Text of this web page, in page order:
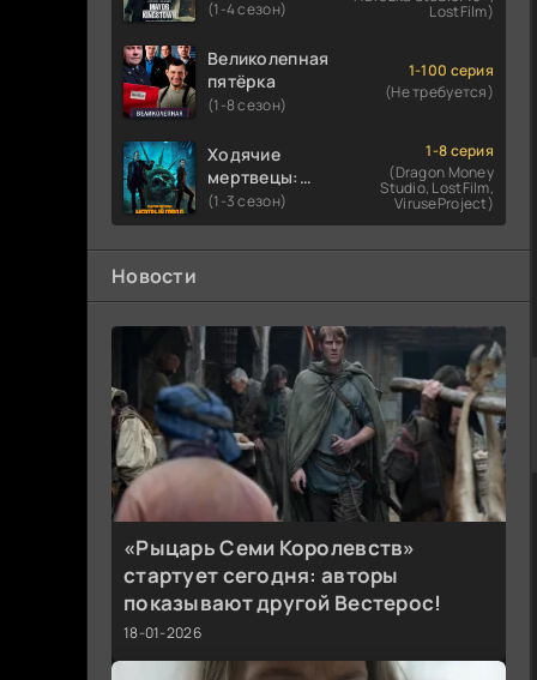
(1-4 сезон) LostFilm)
Великолепная
пятёрка
(1-8 сезон)
1-100 серия
(Не требуется)
Ходячие
мертвецы:
Мертвый
город
(1-3 сезон)
1-8 серия
(Dragon Money
Studio, LostFilm,
ViruseProject)
Новости
«Рыцарь Семи Королевств»
стартует сегодня: авторы
показывают другой Вестерос!
18-01-2026